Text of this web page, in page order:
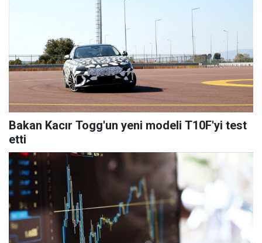
Bakan Kacır Togg'un yeni modeli T10F'yi test
etti